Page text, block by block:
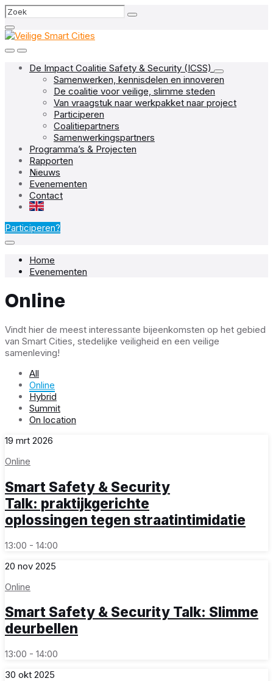
Skip
to
content
Skip
to
main
navigation
Skip
to
footer
Search
De Impact Coalitie Safety & Security (ICSS)
Samenwerken, kennisdelen en innoveren
De coalitie voor veilige, slimme steden
Van vraagstuk naar werkpakket naar project
Participeren
Coalitiepartners
Samenwerkingspartners
Programma’s & Projecten
Rapporten
Nieuws
Evenementen
Contact
EN
Participeren?
Home
Evenementen
Online
Vindt hier de meest interessante bijeenkomsten op het gebied
van Smart Cities, stedelijke veiligheid en een veilige
samenleving!
All
Online
Hybrid
Summit
On location
19 mrt 2026
Online
Smart Safety & Security
Talk: praktijkgerichte
oplossingen tegen straatintimidatie
13:00 - 14:00
20 nov 2025
Online
Smart Safety & Security Talk: Slimme
deurbellen
13:00 - 14:00
30 okt 2025